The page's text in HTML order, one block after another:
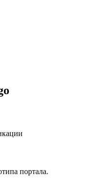
портала.